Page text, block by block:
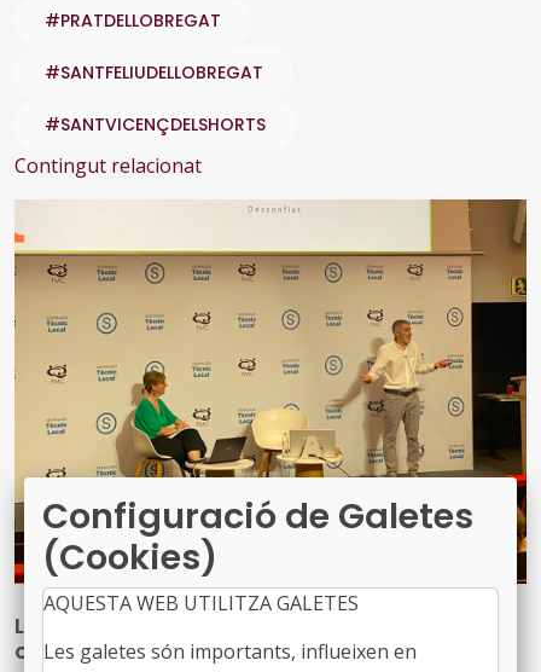
#PRATDELLOBREGAT
#SANTFELIUDELLOBREGAT
#SANTVICENÇDELSHORTS
Contingut relacionat
L’FMC parla del benestar integral al treball i
ofereix claus per generar entorns saludables
Configuració de Galetes
(Cookies)
AQUESTA WEB UTILITZA GALETES
Les galetes són importants, influeixen en